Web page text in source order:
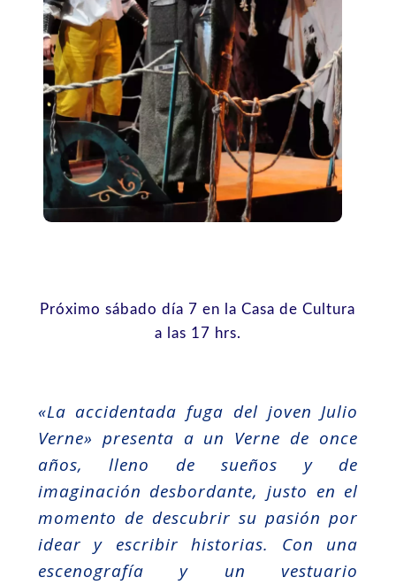
Próximo sábado día 7 en la Casa de Cultura
a las 17 hrs.
«La accidentada fuga del joven Julio
Verne» presenta a un Verne de once
años, lleno de sueños y de
imaginación desbordante, justo en el
momento de descubrir su pasión por
idear y escribir historias. Con una
escenografía y un vestuario